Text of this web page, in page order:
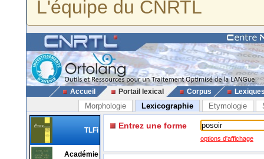
L'équipe du CNRTL
Accueil Portail lexical Corpus
Morphologie Lexicographie Etymologie
TLFi
Académie
Entrez une forme
options d'affichage